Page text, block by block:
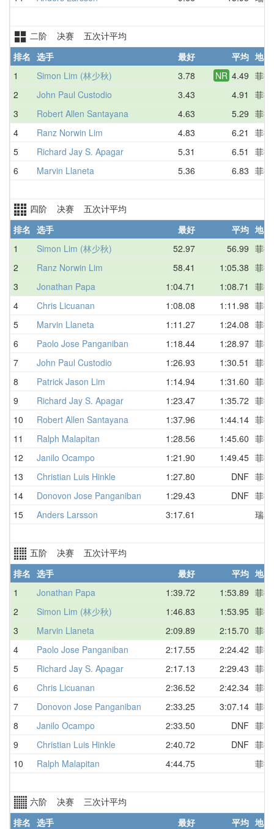
二阶 决赛 五次计平均
排名 选手 最好 平均 地区
1
Simon Lim (林少秋) 3.78 NR 4.49 菲
2
John Paul Custodio 3.43 4.91
菲
3
Robert Allen Santayana 4.63 5.29 菲
4
Ranz Norwin Lim 4.83 6.21
菲
5
Richard Jay S. Apagar 5.31 6.51
菲
6
Marvin Llaneta 5.36 6.83 菲
四阶 决赛 五次计平均
排名 选手 最好 平均 地区
1
Simon Lim (林少秋) 52.97 56.99 菲
2
Ranz Norwin Lim 58.41 1:05.38 菲
3
Jonathan Papa 1:04.71 1:08.71
菲
4
Chris Licuanan 1:08.08 1:11.98 菲
5
Marvin Llaneta 1:11.27 1:24.08 菲
6
Paolo Jose Panganiban 1:18.44 1:28.97 菲
7
John Paul Custodio 1:26.93 1:30.51
菲
8
Patrick Jason Lim 1:14.94 1:31.60 菲
9
Richard Jay S. Apagar 1:23.47 1:35.72 菲
10
Robert Allen Santayana 1:37.96 1:44.14 菲
11
Ralph Malapitan 1:28.56 1:45.60 菲
12
Janilo Ocampo 1:21.90 1:49.45 菲
13
Christian Luis Hinkle 1:27.80 DNF 菲
14
Donovon Jose Panganiban 1:29.43 DNF 菲
15
Anders Larsson 3:17.61 瑞典
五阶 决赛 五次计平均
排名 选手 最好 平均 地区
1
Jonathan Papa 1:39.72 1:53.89 菲
2
Simon Lim (林少秋) 1:46.83 1:53.95 菲
3
Marvin Llaneta 2:09.89 2:15.70 菲
4
Paolo Jose Panganiban 2:17.55 2:24.42 菲
5
Richard Jay S. Apagar 2:17.13 2:29.43 菲
6
Chris Licuanan 2:36.52 2:42.34 菲
7
Donovon Jose Panganiban 2:33.25 3:07.14 菲
8
Janilo Ocampo 2:33.50 DNF 菲
9
Christian Luis Hinkle 2:40.72 DNF 菲
10
Ralph Malapitan 4:44.75 菲
六阶 决赛 三次计平均
排名 选手 最好 平均 地区